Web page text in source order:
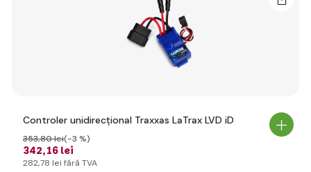
Controler unidirecțional Traxxas LaTrax LVD iD
342,16 lei
353,80 lei(-3 %)
282,78 lei fără TVA